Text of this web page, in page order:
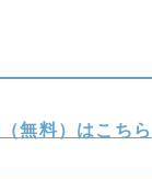
無料）はこちら